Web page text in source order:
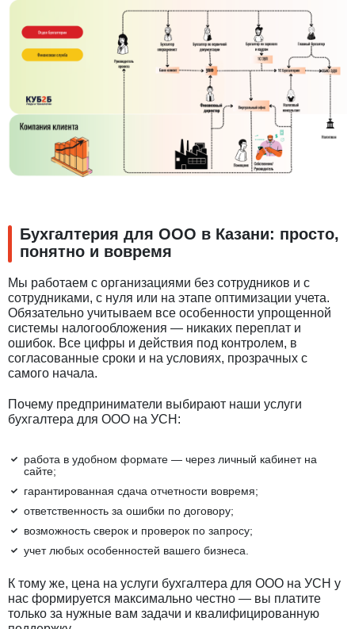
Бухгалтерия для ООО в Казани: просто,
понятно и вовремя
Мы работаем с организациями без сотрудников и с
сотрудниками, с нуля или на этапе оптимизации учета.
Обязательно учитываем все особенности упрощенной
системы налогообложения — никаких переплат и
ошибок. Все цифры и действия под контролем, в
согласованные сроки и на условиях, прозрачных с
самого начала.
Почему предприниматели выбирают наши услуги
бухгалтера для ООО на УСН:
работа в удобном формате — через личный кабинет на
сайте;
гарантированная сдача отчетности вовремя;
ответственность за ошибки по договору;
возможность сверок и проверок по запросу;
учет любых особенностей вашего бизнеса.
К тому же, цена на услуги бухгалтера для ООО на УСН у
нас формируется максимально честно — вы платите
только за нужные вам задачи и квалифицированную